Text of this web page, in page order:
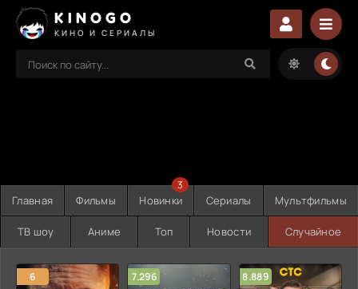
KINOGO
КИНО И СЕРИАЛЫ
Главная Фильмы Новинки
3
Сериалы Мультфильмы
ТВ шоу Аниме Топ Новости Случайное
6 7.296 8.889